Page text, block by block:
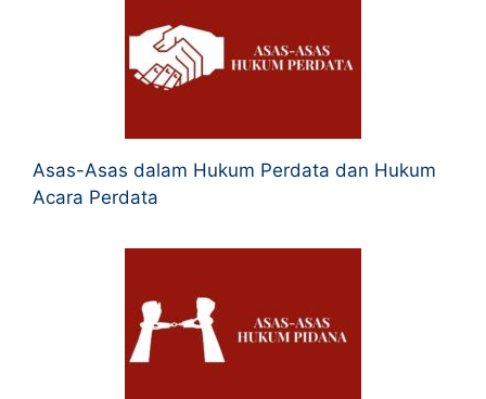
Asas-Asas dalam Hukum Perdata dan Hukum
Acara Perdata